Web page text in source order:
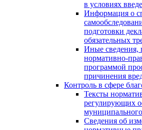
в условиях
Информация о
подготовки
обязательных
Иные сведения,
нормативно-
программой
причинения
Контроль в сфере
Тексты
регулирующих
Сведения об